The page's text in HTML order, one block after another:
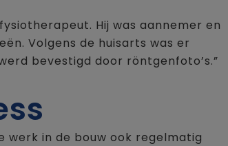
Hij was aannemer en
Volgens de huisarts was er
bevestigd door röntgenfoto’s.”
werk in de bouw ook regelmatig